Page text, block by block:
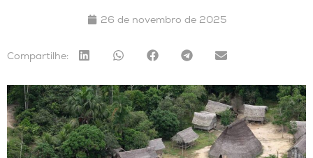
26 de novembro de 2025
Compartilhe: